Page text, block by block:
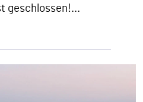
geschlossen!...